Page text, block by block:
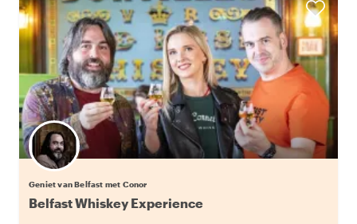
Geniet van Belfast met Conor
Belfast Whiskey Experience